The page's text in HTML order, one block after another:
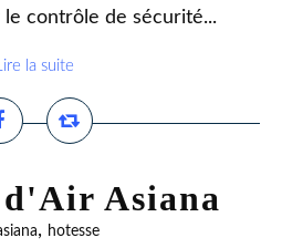
contrôle de sécurité...
la suite
d'Air Asiana
, hotesse